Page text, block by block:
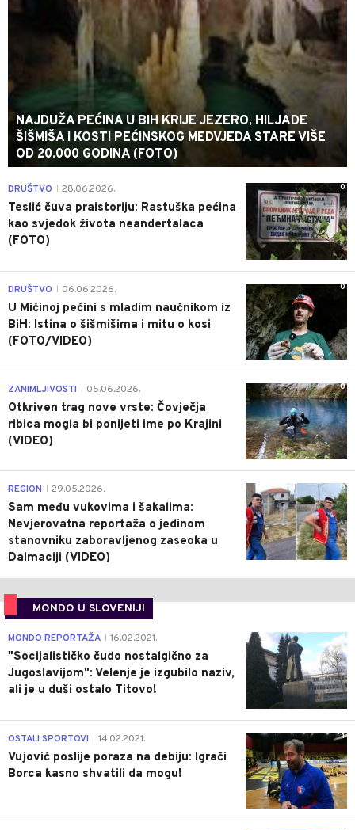
NAJDUŽA PEĆINA U BIH KRIJE JEZERO, HILJADE
ŠIŠMIŠA I KOSTI PEĆINSKOG MEDVJEDA STARE VIŠE
OD 20.000 GODINA (FOTO)
0
DRUŠTVO 28.06.2026.
Teslić čuva praistoriju: Rastuška pećina
kao svjedok života neandertalaca
(FOTO)
0
DRUŠTVO 06.06.2026.
U Mićinoj pećini s mladim naučnikom iz
BiH: Istina o šišmišima i mitu o kosi
(FOTO/VIDEO)
0
ZANIMLJIVOSTI 05.06.2026.
Otkriven trag nove vrste: Čovječja
ribica mogla bi ponijeti ime po Krajini
(VIDEO)
0
REGION 29.05.2026.
Sam među vukovima i šakalima:
Nevjerovatna reportaža o jedinom
stanovniku zaboravljenog zaseoka u
Dalmaciji (VIDEO)
MONDO U SLOVENIJI
4
MONDO REPORTAŽA 16.02.2021.
"Socijalističko čudo nostalgično za
Jugoslavijom": Velenje je izgubilo naziv,
ali je u duši ostalo Titovo!
1
OSTALI SPORTOVI 14.02.2021.
Vujović poslije poraza na debiju: Igrači
Borca kasno shvatili da mogu!